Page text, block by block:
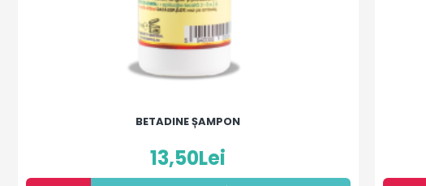
BETADINE ȘAMPON
13,50Lei